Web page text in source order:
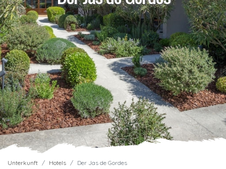
Unterkunft Hotels Der Jas de Gordes